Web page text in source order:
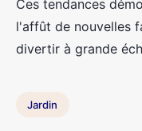
Ces tendances
l'affût de nouvelles
divertir à grande
Jardin